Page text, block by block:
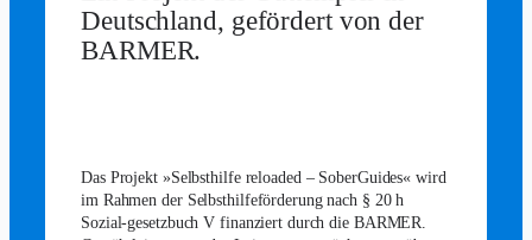
Deutschland, gefördert von der
BARMER.
Das Projekt »Selbsthilfe reloaded – SoberGuides« wird
im Rahmen der Selbsthilfeförderung nach § 20 h
Sozial-gesetzbuch V finanziert durch die BARMER.